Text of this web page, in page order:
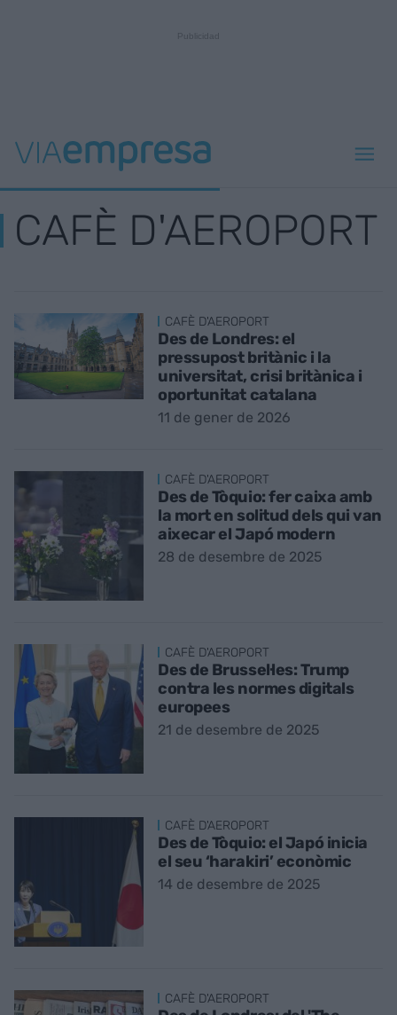
CAFÈ D'AEROPORT
CAFÈ D'AEROPORT
Des de Londres: el
pressupost britànic i la
universitat, crisi britànica i
oportunitat catalana
11 de gener de 2026
CAFÈ D'AEROPORT
Des de Tòquio: fer caixa amb
la mort en solitud dels qui van
aixecar el Japó modern
28 de desembre de 2025
CAFÈ D'AEROPORT
Des de Brussel·les: Trump
contra les normes digitals
europees
21 de desembre de 2025
CAFÈ D'AEROPORT
Des de Tòquio: el Japó inicia
el seu ‘harakiri’ econòmic
14 de desembre de 2025
CAFÈ D'AEROPORT